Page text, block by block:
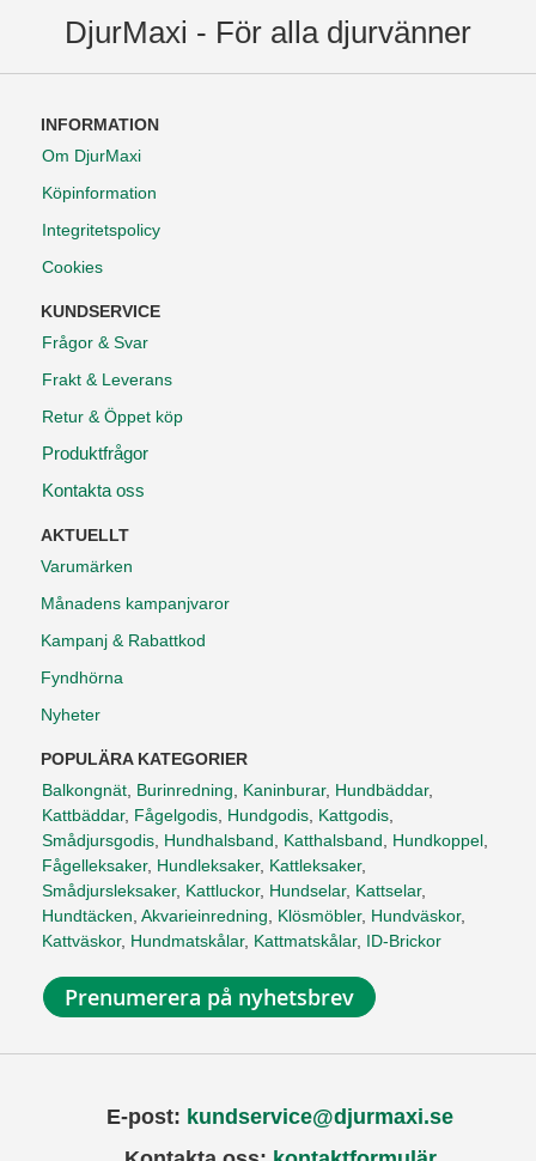
DjurMaxi - För alla djurvänner
INFORMATION
Om DjurMaxi
Köpinformation
Integritetspolicy
Cookies
KUNDSERVICE
Frågor & Svar
Frakt & Leverans
Retur & Öppet köp
Produktfrågor
Kontakta oss
AKTUELLT
Varumärken
Månadens kampanjvaror
Kampanj & Rabattkod
Fyndhörna
Nyheter
POPULÄRA KATEGORIER
Balkongnät, Burinredning, Kaninburar, Hundbäddar,
Kattbäddar, Fågelgodis, Hundgodis, Kattgodis,
Smådjursgodis, Hundhalsband, Katthalsband, Hundkoppel,
Fågelleksaker, Hundleksaker, Kattleksaker,
Smådjursleksaker, Kattluckor, Hundselar, Kattselar,
Hundtäcken, Akvarieinredning, Klösmöbler, Hundväskor,
Kattväskor, Hundmatskålar, Kattmatskålar, ID-Brickor
Prenumerera på nyhetsbrev
E-post: kundservice@djurmaxi.se